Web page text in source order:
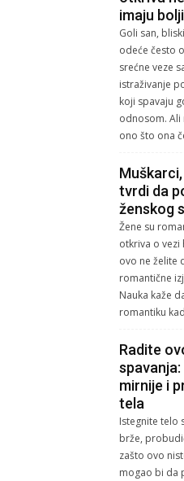
imaju
Goli san,
odeće često
srećne veze
istraživanje
koji spavaju
odnosom. Ali
ono što ona
tvrdi da
ženskog
Žene su
otkriva o vezi
ovo ne želite
romantične
Nauka kaže
romantiku
Radite
mirnije i
tela
Istegnite telo
brže,
zašto ovo
mogao bi da